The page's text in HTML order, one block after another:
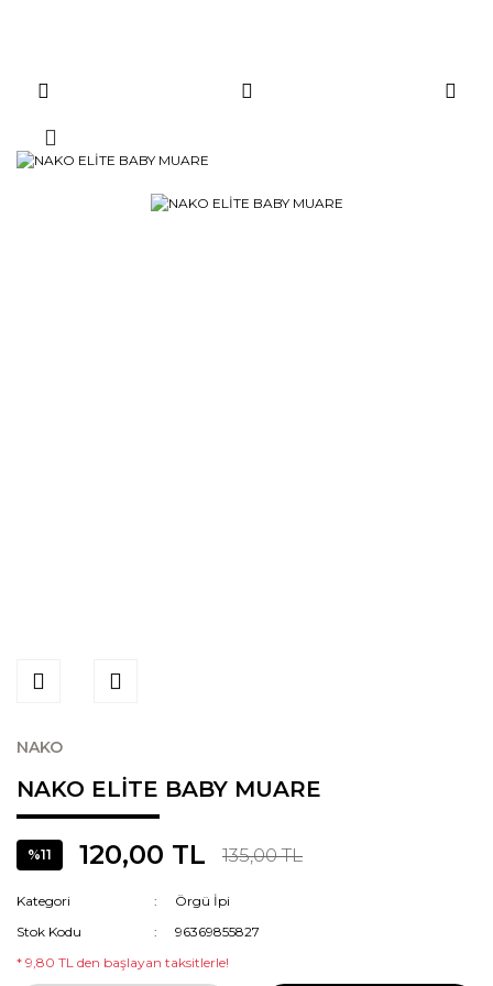
NAKO
NAKO ELİTE BABY MUARE
%11 120,00 TL 135,00 TL
Kategori
Örgü İpi
Stok Kodu
96369855827
* 9,80 TL den başlayan taksitlerle!